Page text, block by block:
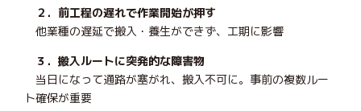
２．前工程の遅れで作業開始が押す
他業種の遅延で搬入・養生ができず、工期に影響
３．搬入ルートに突発的な障害物
当日になって通路が塞がれ、搬入不可に。事前の複数ルー
ト確保が重要